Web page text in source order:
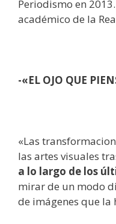
Periodismo en
académico de la
-«EL OJO QUE
«Las
las artes visuales
a lo largo de los
mirar de un modo
de imágenes que la